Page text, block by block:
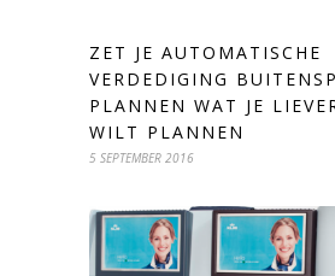
ZET JE AUTOMATISCHE
VERDEDIGING
PLANNEN WAT JE
WILT PLANNEN
5 SEPTEMBER 2016